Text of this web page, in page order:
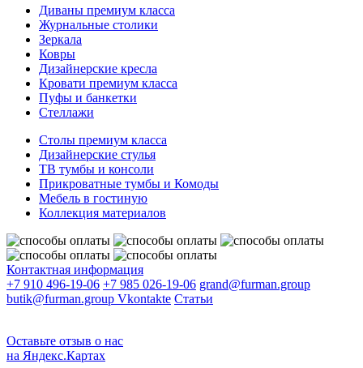
Диваны премиум класса
Журнальные столики
Зеркала
Ковры
Дизайнерские кресла
Кровати премиум класса
Пуфы и банкетки
Стеллажи
Столы премиум класса
Дизайнерские стулья
ТВ тумбы и консоли
Прикроватные тумбы и Комоды
Мебель в гостиную
Коллекция материалов
Контактная информация
+7 910 496-19-06 +7 985 026-19-06 grand@furman.group
butik@furman.group Vkontakte Статьи
Оставьте отзыв о нас
на Яндекс.Картах